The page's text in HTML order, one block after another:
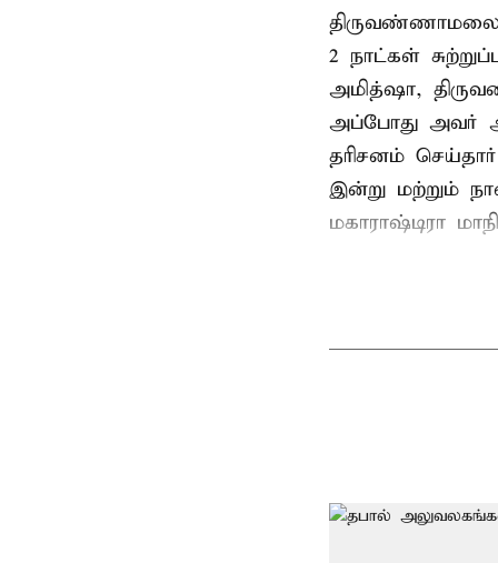
2 நாட்கள்
அமித்ஷா,
அப்போது அவர்
தரிசனம்
இன்று மற்றும்
மகாராஷ்டிரா